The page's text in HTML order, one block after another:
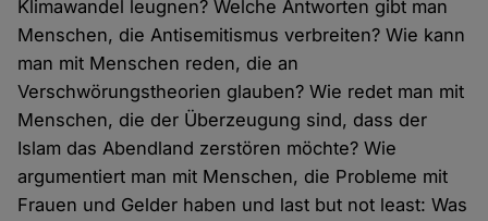
Klimawandel leugnen? Welche Antworten gibt man
Menschen, die Antisemitismus verbreiten? Wie kann
man mit Menschen reden, die an
Verschwörungstheorien glauben? Wie redet man mit
Menschen, die der Überzeugung sind, dass der
Islam das Abendland zerstören möchte? Wie
argumentiert man mit Menschen, die Probleme mit
Frauen und Gelder haben und last but not least: Was